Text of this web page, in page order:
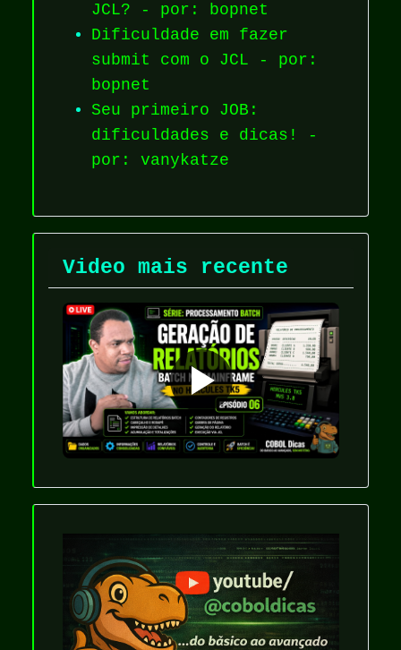
JCL? - por: bopnet
Dificuldade em fazer
submit com o JCL - por:
bopnet
Seu primeiro JOB:
dificuldades e dicas! -
por: vanykatze
Video mais recente